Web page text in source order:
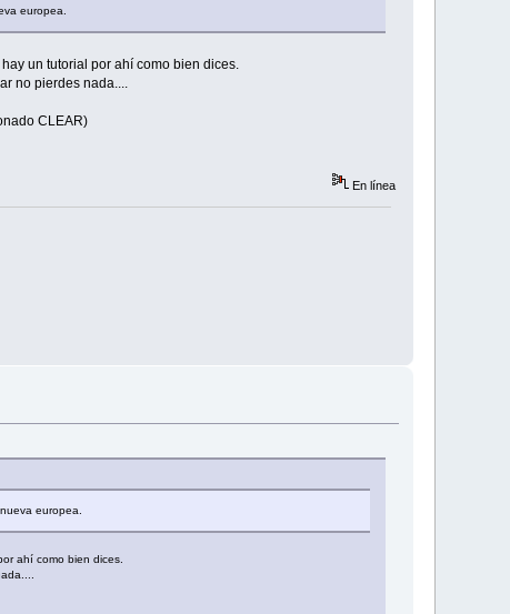
europea.
un tutorial por ahí como bien dices.
no pierdes nada....
CLEAR)
En línea
europea.
ahí como bien dices.